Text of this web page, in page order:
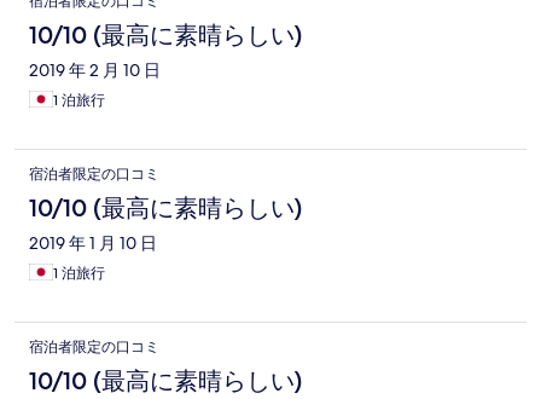
10/10 (最高に素晴らしい)
2019 年 2 月 10 日
1 泊旅行
宿泊者限定の口コミ
10/10 (最高に素晴らしい)
2019 年 1 月 10 日
1 泊旅行
宿泊者限定の口コミ
10/10 (最高に素晴らしい)